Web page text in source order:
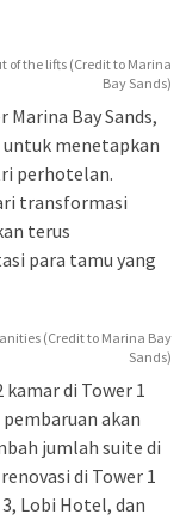
of the lifts (Credit to Marina
Bay Sands)
Bay Sands,
menetapkan
perhotelan.
transformasi
terus
para tamu yang
(Credit to Marina Bay
Sands)
di Tower 1
akan
jumlah suite di
di Tower 1
Lobi Hotel, dan